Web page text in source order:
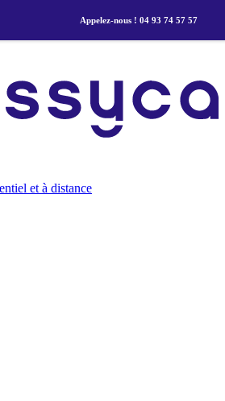
Appelez-nous ! 04 93 74 57 57
et à distance